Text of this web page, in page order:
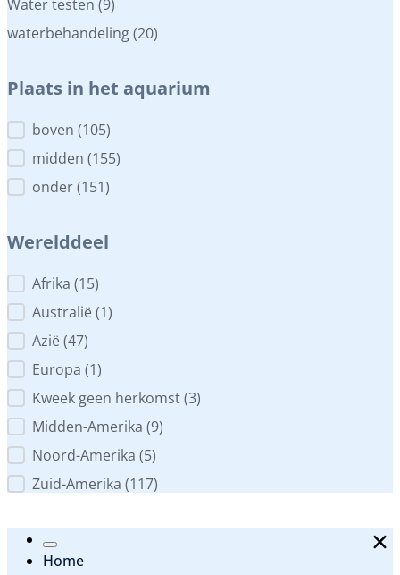
Water testen (9)
waterbehandeling(20)
Plaats in het aquarium
Plaats in het aquarium
boven (105)
midden (155)
onder(151)
Werelddeel
Werelddeel
Afrika (15)
Australië (1)
Azië (47)
Europa (1)
Kweek geen herkomst(3)
Midden-Amerika (9)
Noord-Amerika (5)
Zuid-Amerika (117)
Home